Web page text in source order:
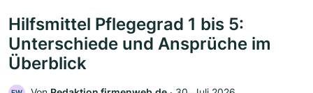
Hilfsmittel Pflegegrad 1 bis 5:
Unterschiede und Ansprüche im
Überblick